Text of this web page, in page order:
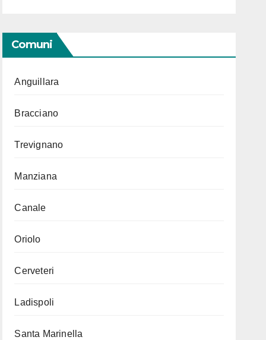
Comuni
Anguillara
Bracciano
Trevignano
Manziana
Canale
Oriolo
Cerveteri
Ladispoli
Santa Marinella